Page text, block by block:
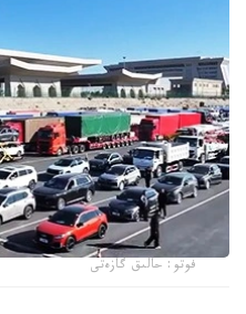
فوتو: حالىق گازەتى